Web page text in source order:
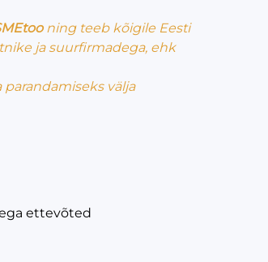
ning teeb kõigile Eesti
ja suurfirmadega, ehk
välja
ettevõted